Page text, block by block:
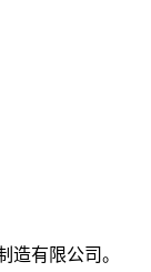
有限公司。